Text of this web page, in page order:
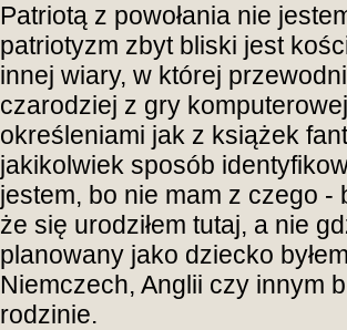
Patriotą z powołania nie
patriotyzm zbyt bliski jest
innej wiary, w której
czarodziej z gry
określeniami jak z książek
jakikolwiek sposób
jestem, bo nie mam z czego
że się urodziłem tutaj, a nie
planowany jako dziecko
Niemczech, Anglii czy innym
rodzinie.